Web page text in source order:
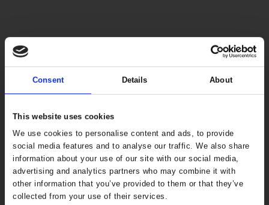
Consent Details About
This website uses cookies
We use cookies to personalise content and ads, to provide
social media features and to analyse our traffic. We also share
information about your use of our site with our social media,
advertising and analytics partners who may combine it with
other information that you’ve provided to them or that they’ve
collected from your use of their services.